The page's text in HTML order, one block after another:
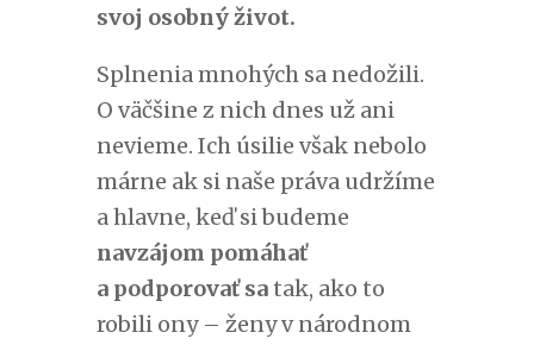
svoj osobný život.
Splnenia mnohých sa nedožili.
O väčšine z nich dnes už ani
nevieme. Ich úsilie však nebolo
márne ak si naše práva udržíme
a hlavne, keď si budeme
navzájom pomáhať
a podporovať satak, ako to
robili ony – ženy v národnom